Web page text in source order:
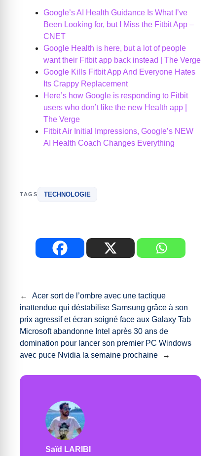
Google’s AI Health Guidance Is What I’ve
Been Looking for, but I Miss the Fitbit App –
CNET
Google Health is here, but a lot of people
want their Fitbit app back instead | The Verge
Google Kills Fitbit App And Everyone Hates
Its Crappy Replacement
Here’s how Google is responding to Fitbit
users who don’t like the new Health app |
The Verge
Fitbit Air Initial Impressions, Google’s NEW
AI Health Coach Changes Everything
TAGS TECHNOLOGIE
←
Acer sort de l’ombre avec une tactique
inattendue qui déstabilise Samsung grâce à son
prix agressif et écran soigné face aux Galaxy Tab
Microsoft abandonne Intel après 30 ans de
domination pour lancer son premier PC Windows
avec puce Nvidia la semaine prochaine
→
Saïd LARIBI